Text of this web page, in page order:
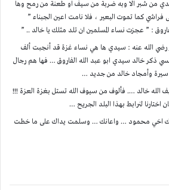
من شبر الا وبه ضربة من سيف او طعنة من رمح وها
فراشي كما تموت البعير ، فلا نامت اعين الجبناء ”
: ” عجزت نساء المسلمين ان تلد مثلك يا خالد .. ”
رضي الله عنه : سيدي ها هي نساء غزة قد أنجبت ألف
ذكر خالد سيدي ابو عبد الله الفاروق … فها هم رجال
وأمجاد خالد من جديد …
الله خالد …. فألوف من سيوف الله تستل بغزة العزة !!!
اختارنا لنرابط بهذا البلد الجريح …
فيك اخي محمود … واعانك … وسلمت يداك على ما خطت